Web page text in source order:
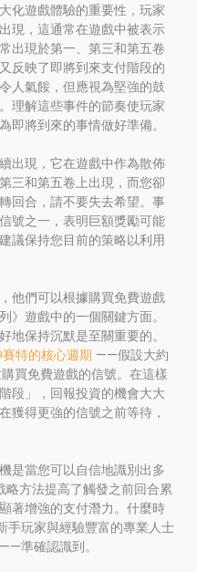
化遊戲體驗的重要性，玩家
現，這通常在遊戲中被表示
出現於第一、第三和第五卷
反映了即將到來支付階段的
人氣餒，但應視為堅強的鼓
理解這些事件的節奏使玩家
即將到來的事情做好準備。
出現，它在遊戲中作為散佈
三和第五卷上出現，而您卻
回合，請不要失去希望。事
號之一，表明巨額獎勵可能
議保持您目前的策略以利用
他們可以根據購買免費遊戲
》遊戲中的一個關鍵方面。
地保持沉默是至關重要的。
特的核心週期 ——假設大約
買免費遊戲的信號。在這樣
段」，回報投資的機會大大
獲得更強的信號之前等待，
是當您可以自信地識別出多
方法提高了觸發之前回合累
著增強的支付潛力。什麼時
玩家與經驗豐富的專業人士
準確認識到。